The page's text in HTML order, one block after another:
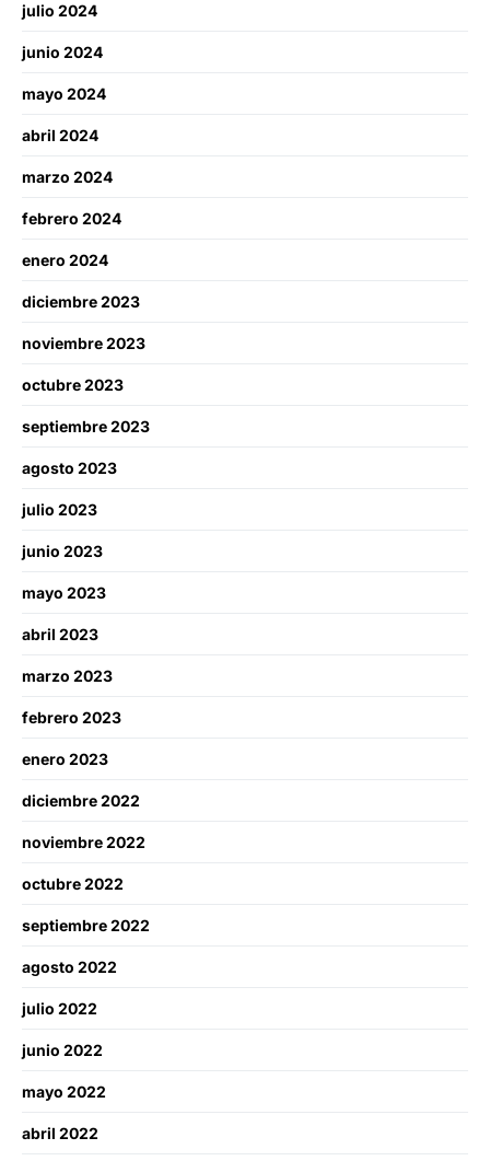
julio 2024
junio 2024
mayo 2024
abril 2024
marzo 2024
febrero 2024
enero 2024
diciembre 2023
noviembre 2023
octubre 2023
septiembre 2023
agosto 2023
julio 2023
junio 2023
mayo 2023
abril 2023
marzo 2023
febrero 2023
enero 2023
diciembre 2022
noviembre 2022
octubre 2022
septiembre 2022
agosto 2022
julio 2022
junio 2022
mayo 2022
abril 2022